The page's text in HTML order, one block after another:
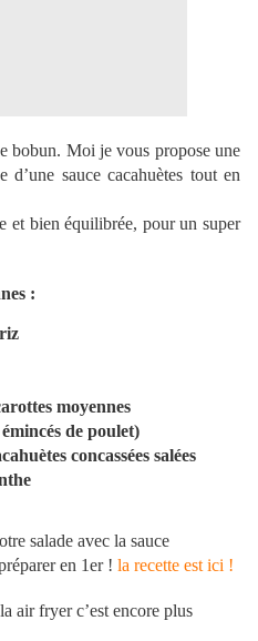
bobun. Moi je vous propose une
d’une sauce cacahuètes tout en
et bien équilibrée, pour un super
:
moyennes
de poulet)
concassées salées
salade avec la sauce
en 1er ! la recette est ici !
air fryer c’est encore plus